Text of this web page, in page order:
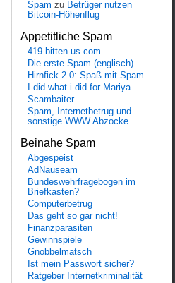
Spam zu Betrüger nutzen
Bitcoin-Höhenflug
Appetitliche Spam
419.bitten us.com
Die erste Spam (englisch)
Hirnfick 2.0: Spaß mit Spam
I did what i did for Mariya
Scambaiter
Spam, Internetbetrug und
sonstige WWW Abzocke
Beinahe Spam
Abgespeist
AdNauseam
Bundeswehrfragebogen im
Briefkasten?
Computerbetrug
Das geht so gar nicht!
Finanzparasiten
Gewinnspiele
Gnobbelmatsch
Ist mein Passwort sicher?
Ratgeber Internetkriminalität